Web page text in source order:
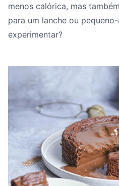
menos calórica, mas
para um lanche ou
experimentar?